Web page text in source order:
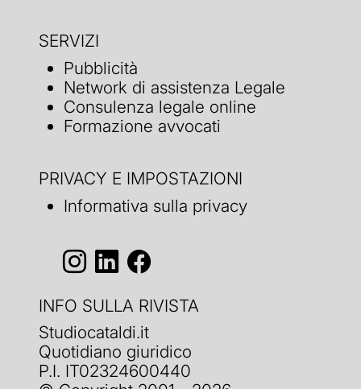
SERVIZI
Pubblicità
Network di assistenza Legale
Consulenza legale online
Formazione avvocati
PRIVACY E IMPOSTAZIONI
Informativa sulla privacy
INFO SULLA RIVISTA
Studiocataldi.it
Quotidiano giuridico
P.I. IT02324600440